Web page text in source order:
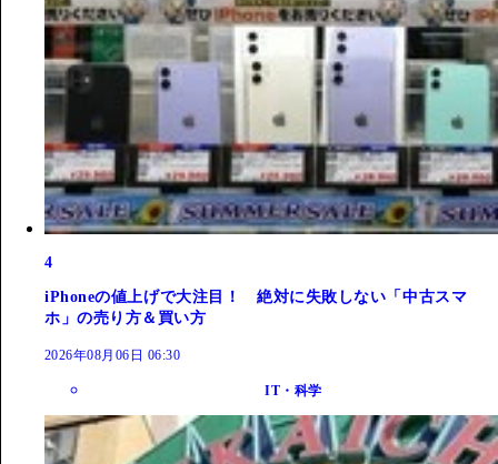
4
iPhoneの値上げで大注目！ 絶対に失敗しない「中古スマ
ホ」の売り方＆買い方
2026年08月06日 06:30
IT・科学